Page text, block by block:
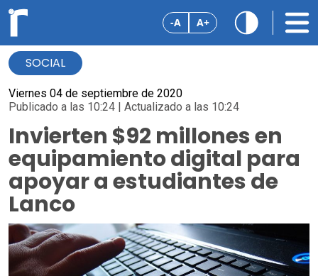
-A A+
SOCIAL
Viernes 04 de septiembre de 2020
Publicado a las 10:24 | Actualizado a las 10:24
Invierten $92 millones en
equipamiento digital para
apoyar a estudiantes de
Lanco